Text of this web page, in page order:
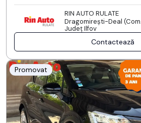
RIN AUTO RULATE
Dragomireşti-Deal
Județ Ilfov
Contactează
Promovat